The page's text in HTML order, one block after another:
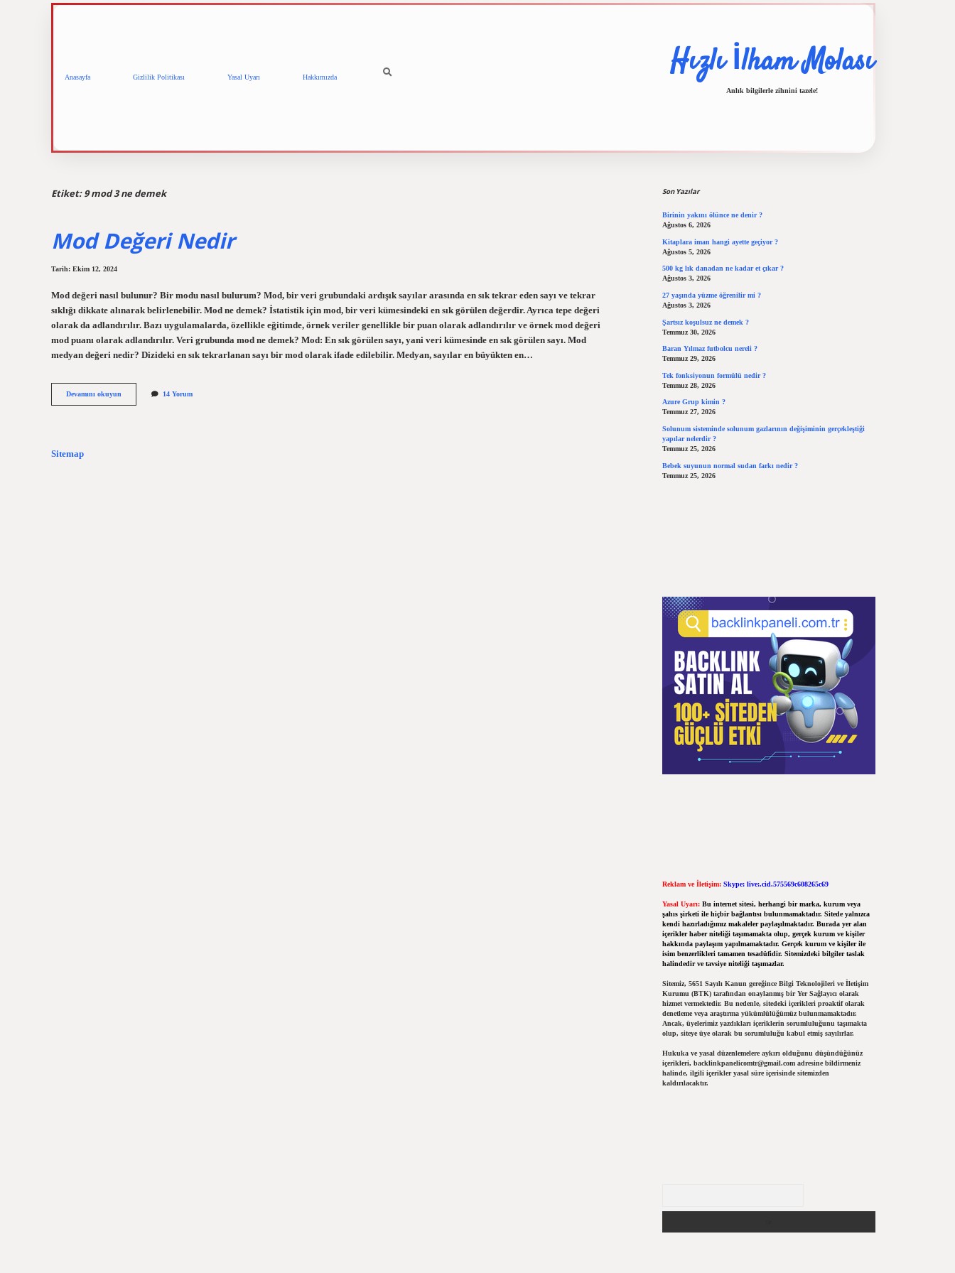
Anasayfa Gizlilik Politikası Yasal Uyarı Hakkımızda Hızlı İlham Molası
Anlık bilgilerle zihnini tazele!
Etiket:9 mod 3 ne demek
Mod Değeri Nedir
Tarih: Ekim 12, 2024
Mod değeri nasıl bulunur? Bir modu nasıl bulurum? Mod, bir veri grubundaki ardışık sayılar arasında en sık tekrar eden sayı ve tekrar
sıklığı dikkate alınarak belirlenebilir. Mod ne demek? İstatistik için mod, bir veri kümesindeki en sık görülen değerdir. Ayrıca tepe değeri
olarak da adlandırılır. Bazı uygulamalarda, özellikle eğitimde, örnek veriler genellikle bir puan olarak adlandırılır ve örnek mod değeri
mod puanı olarak adlandırılır. Veri grubunda mod ne demek? Mod: En sık görülen sayı, yani veri kümesinde en sık görülen sayı. Mod
medyan değeri nedir? Dizideki en sık tekrarlanan sayı bir mod olarak ifade edilebilir. Medyan, sayılar en büyükten en…
Devamını okuyun
Değeri
14 Yorum
Sitemap
Son Yazılar
Birinin yakını ölünce ne denir ?
Ağustos 6, 2026
Kitaplara iman hangi ayette geçiyor ?
Ağustos 5, 2026
500 kg lık danadan ne kadar et çıkar ?
Ağustos 3, 2026
27 yaşında yüzme öğrenilir mi ?
Ağustos 3, 2026
Şartsız koşulsuz ne demek ?
Temmuz 30, 2026
Baran Yılmaz futbolcu nereli ?
Temmuz 29, 2026
Tek fonksiyonun formülü nedir ?
Temmuz 28, 2026
Azure Grup kimin ?
Temmuz 27, 2026
Solunum sisteminde solunum gazlarının değişiminin gerçekleştiği
yapılar nelerdir ?
Temmuz 25, 2026
Bebek suyunun normal sudan farkı nedir ?
Temmuz 25, 2026
Reklam ve İletişim: Skype: live:.cid.575569c608265c69
Yasal Uyarı: Bu internet sitesi, herhangi bir marka, kurum veya
şahıs şirketi ile hiçbir bağlantısı bulunmamaktadır. Sitede yalnızca
kendi hazırladığımız makaleler paylaşılmaktadır. Burada yer alan
içerikler haber niteliği taşımamakta olup, gerçek kurum ve kişiler
hakkında paylaşım yapılmamaktadır. Gerçek kurum ve kişiler ile
isim benzerlikleri tamamen tesadüfidir. Sitemizdeki bilgiler taslak
halindedir ve tavsiye niteliği taşımazlar.
Sitemiz, 5651 Sayılı Kanun gereğince Bilgi Teknolojileri ve İletişim
Kurumu (BTK) tarafından onaylanmış bir Yer Sağlayıcı olarak
hizmet vermektedir. Bu nedenle, sitedeki içerikleri proaktif olarak
denetleme veya araştırma yükümlülüğümüz bulunmamaktadır.
Ancak, üyelerimiz yazdıkları içeriklerin sorumluluğunu taşımakta
olup, siteye üye olarak bu sorumluluğu kabul etmiş sayılırlar.
Hukuka ve yasal düzenlemelere aykırı olduğunu düşündüğünüz
içerikleri, backlinkpanelicomtr@gmail.comadresine bildirmeniz
halinde, ilgili içerikler yasal süre içerisinde sitemizden
kaldırılacaktır.